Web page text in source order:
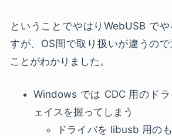
ということでやはりWebUSB で
すが、OS間で取り扱いが違うの
ことがわかりました。
Windows では CDC 用のド
ェイスを握ってしまう
ドライバを libusb 用の